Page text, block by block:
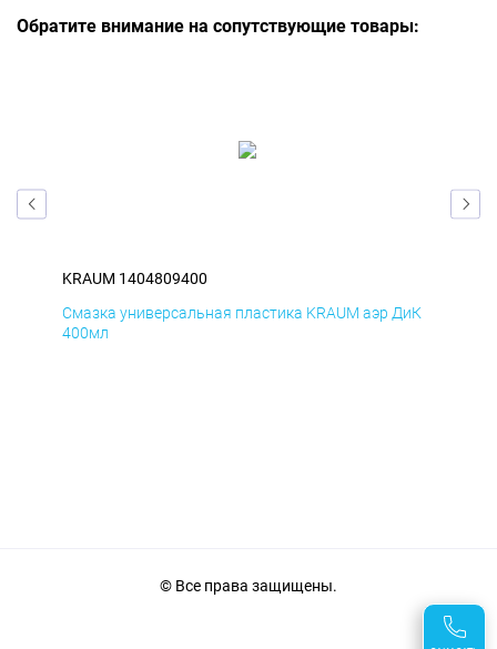
Обратите внимание на сопутствующие товары:
KRAUM 1404809400
Смазка универсальная пластика KRAUM аэр ДиК
400мл
© Все права защищены.